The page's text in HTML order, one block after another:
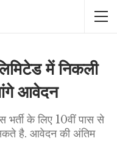
में निकली
आवेदन
के लिए 10वीं पास से
है. आवेदन की अंतिम